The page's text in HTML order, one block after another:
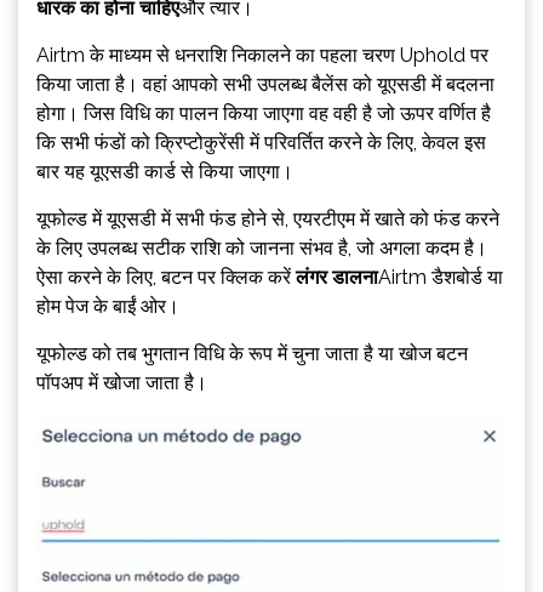
धारक का होना चाहिएऔर त्यार।
Airtm के माध्यम से धनराशि निकालने का पहला चरण Uphold पर
किया जाता है। वहां आपको सभी उपलब्ध बैलेंस को यूएसडी में बदलना
होगा। जिस विधि का पालन किया जाएगा वह वही है जो ऊपर वर्णित है
कि सभी फंडों को क्रिप्टोकुरेंसी में परिवर्तित करने के लिए, केवल इस
बार यह यूएसडी कार्ड से किया जाएगा।
यूफोल्ड में यूएसडी में सभी फंड होने से, एयरटीएम में खाते को फंड करने
के लिए उपलब्ध सटीक राशि को जानना संभव है, जो अगला कदम है।
ऐसा करने के लिए, बटन पर क्लिक करेंलंगर डालनाAirtm डैशबोर्ड या
होम पेज के बाईं ओर।
यूफोल्ड को तब भुगतान विधि के रूप में चुना जाता है या खोज बटन
पॉपअप में खोजा जाता है।